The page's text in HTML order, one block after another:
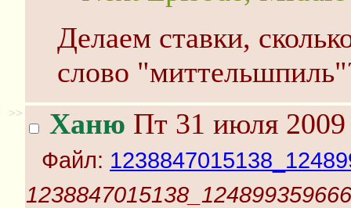
Делаем ставки,
слово
>> Ханю Пт 31 июля
Файл: